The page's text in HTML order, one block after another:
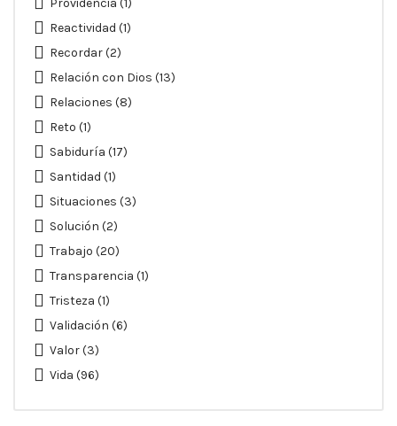
Providencia (1)
Reactividad (1)
Recordar(2)
Relación con Dios (13)
Relaciones (8)
Reto (1)
Sabiduría (17)
Santidad (1)
Situaciones (3)
Solución (2)
Trabajo (20)
Transparencia (1)
Tristeza (1)
Validación (6)
Valor(3)
Vida (96)